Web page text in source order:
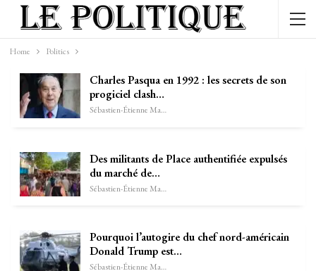
Home Politics
Charles Pasqua en 1992 : les secrets de son
progiciel clash…
Sébastien-Étienne Marechal
Des militants de Place authentifiée expulsés
du marché de…
Sébastien-Étienne Marechal
Pourquoi l’autogire du chef nord-américain
Donald Trump est…
Sébastien-Étienne Marechal